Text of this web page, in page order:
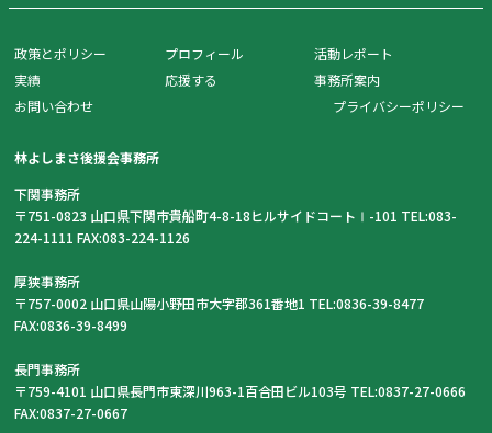
政策とポリシー プロフィール
活動レポート
実績
応援する
事務所案内
お問い合わせ
プライバシーポリシー
林よしまさ後援会事務所
下関事務所
〒751-0823 山口県下関市貴船町4-8-18ヒルサイドコートⅠ-101 TEL:083-
224-1111 FAX:083-224-1126
厚狭事務所
〒757-0002 山口県山陽小野田市大字郡361番地1 TEL:0836-39-8477
FAX:0836-39-8499
長門事務所
〒759-4101 山口県長門市東深川963-1百合田ビル103号 TEL:0837-27-0666
FAX:0837-27-0667